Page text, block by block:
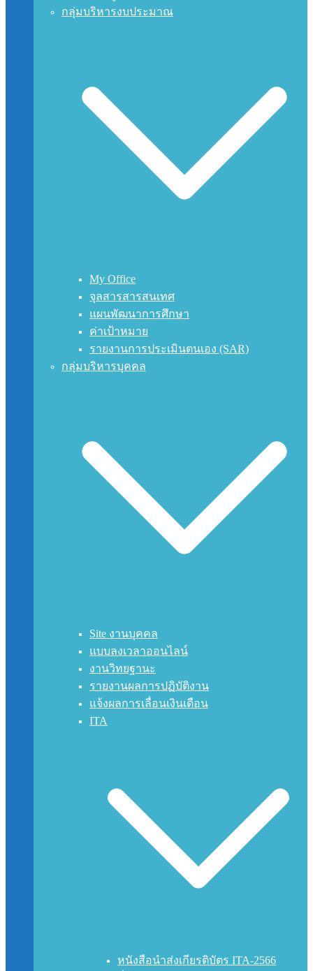
กลุ่มบริหารงบประมาณ
My Office
จุลสารสารสนเทศ
แผนพัฒนาการศึกษา
ค่าเป้าหมาย
รายงานการประเมินตนเอง (SAR)
กลุ่มบริหารบุคคล
Site งานบุคคล
แบบลงเวลาออนไลน์
งานวิทยฐานะ
รายงานผลการปฏิบัติงาน
แจ้งผลการเลื่อนเงินเดือน
ITA
หนังสือนำส่งเกียรติบัตร ITA-2566